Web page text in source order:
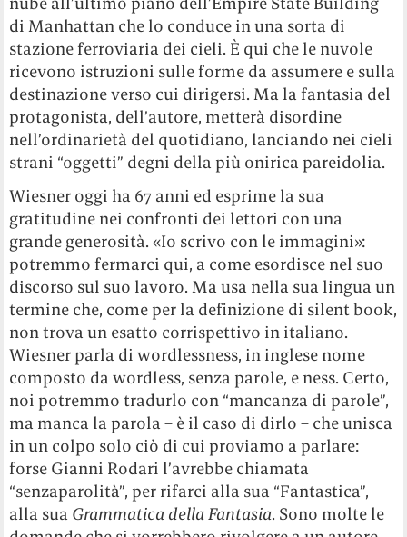
di Manhattan che lo conduce in una sorta di
stazione ferroviaria dei cieli. È qui che le nuvole
ricevono istruzioni sulle forme da assumere e sulla
destinazione verso cui dirigersi. Ma la fantasia del
protagonista, dell’autore, metterà disordine
nell’ordinarietà del quotidiano, lanciando nei cieli
strani “oggetti” degni della più onirica pareidolia.
Wiesner oggi ha 67 anni ed esprime la sua
gratitudine nei confronti dei lettori con una
grande generosità. «Io scrivo con le immagini»:
potremmo fermarci qui, a come esordisce nel suo
discorso sul suo lavoro. Ma usa nella sua lingua un
termine che, come per la definizione di silent book,
non trova un esatto corrispettivo in italiano.
Wiesner parla di wordlessness, in inglese nome
composto da wordless, senza parole, e ness. Certo,
noi potremmo tradurlo con “mancanza di parole”,
ma manca la parola – è il caso di dirlo – che unisca
in un colpo solo ciò di cui proviamo a parlare:
forse Gianni Rodari l’avrebbe chiamata
“senzaparolità”, per rifarci alla sua “Fantastica”,
alla sua Grammatica della Fantasia. Sono molte le